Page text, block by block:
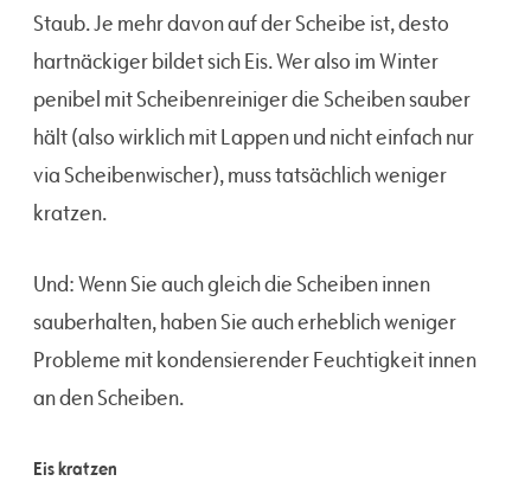
Staub. Je mehr davon auf der Scheibe ist, desto
hartnäckiger bildet sich Eis. Wer also im Winter
penibel mit Scheibenreiniger die Scheiben sauber
hält (also wirklich mit Lappen und nicht einfach nur
via Scheibenwischer), muss tatsächlich weniger
kratzen.
Und: Wenn Sie auch gleich die Scheiben innen
sauberhalten, haben Sie auch erheblich weniger
Probleme mit kondensierender Feuchtigkeit innen
an den Scheiben.
Eis kratzen